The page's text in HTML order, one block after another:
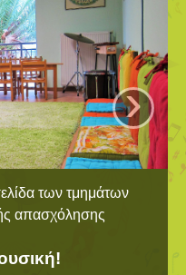
των τμημάτων
απασχόλησης
›